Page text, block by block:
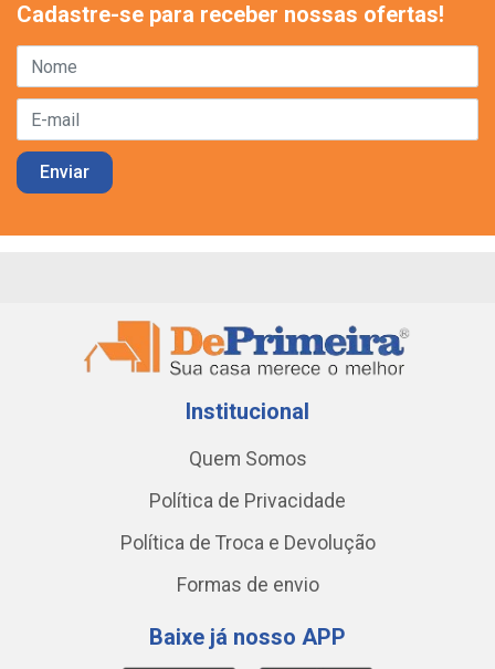
Cadastre-se para receber nossas ofertas!
Institucional
Quem Somos
Política de Privacidade
Política de Troca e Devolução
Formas de envio
Baixe já nosso APP